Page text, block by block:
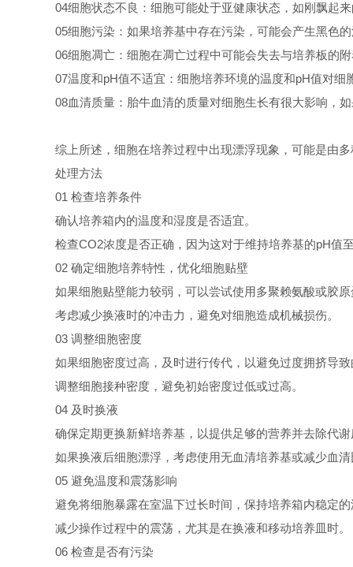
04细胞状态不良：细胞可能处于亚健康状态，如刚飘起
05细胞污染：如果培养基中存在污染，可能会产生黑色
06细胞凋亡：细胞在凋亡过程中可能会失去与培养板的
07温度和pH值不适宜：细胞培养环境的温度和pH值对
08血清质量：胎牛血清的质量对细胞生长有很大影响，
综上所述，细胞在培养过程中出现漂浮现象，可能是由
处理方法
01 检查培养条件
确认培养箱内的温度和湿度是否适宜。
检查CO2浓度是否正确，因为这对于维持培养基的pH值
02 确定细胞培养特性，优化细胞贴壁
如果细胞贴壁能力较弱，可以尝试使用多聚赖氨酸或胶
考虑减少换液时的冲击力，避免对细胞造成机械损伤。
03 调整细胞密度
如果细胞密度过高，及时进行传代，以避免过度拥挤导
调整细胞接种密度，避免初始密度过低或过高。
04 及时换液
确保定期更换新鲜培养基，以提供足够的营养并去除代
如果换液后细胞漂浮，考虑使用无血清培养基或减少血
05 避免温度和震荡影响
避免将细胞暴露在室温下过长时间，保持培养箱内稳定
减少操作过程中的震荡，尤其是在换液和移动培养皿时。
06 检查是否有污染